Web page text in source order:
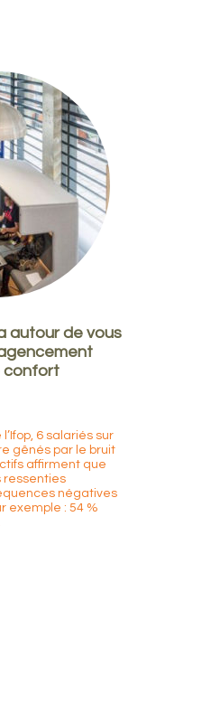
autour de vous
confort
6 salariés sur
gênés par le bruit
affirment que
ressenties
négatives
exemple : 54 %